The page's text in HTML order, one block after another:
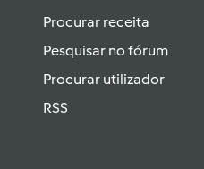
Procurar receita
Pesquisar no fórum
Procurar utilizador
RSS